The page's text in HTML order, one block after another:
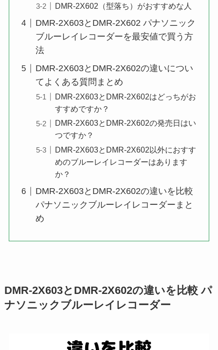
DMR-2X602（型落ち）がおすすめな人
DMR-2X603とDMR-2X602 パナソニック
ブルーレイレコーダーを最安値で買う方
法
DMR-2X603とDMR-2X602の違いについ
てよくある質問まとめ
DMR-2X603とDMR-2X602はどっちがお
すすめですか？
DMR-2X603とDMR-2X602の発売日はい
つですか？
DMR-2X603とDMR-2X602以外におすす
めのブルーレイレコーダーはあります
か？
DMR-2X603とDMR-2X602の違いを比較
パナソニックブルーレイレコーダーまと
め
DMR-2X603とDMR-2X602の違いを比較 パ
ナソニックブルーレイレコーダー